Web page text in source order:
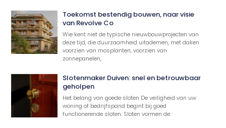
Toekomst bestendig bouwen, naar visie
van Revolve Co
Wie kent niet de typische nieuwbouwprojecten van
deze tijd, die duurzaamheid uitademen, met daken
voorzien van mosplanten, voorzien van
zonnepanelen,
Slotenmaker Duiven: snel en betrouwbaar
geholpen
Het belang van goede sloten De veiligheid van uw
woning of bedrijfspand begint bij goed
functionerende sloten. Sloten vormen de